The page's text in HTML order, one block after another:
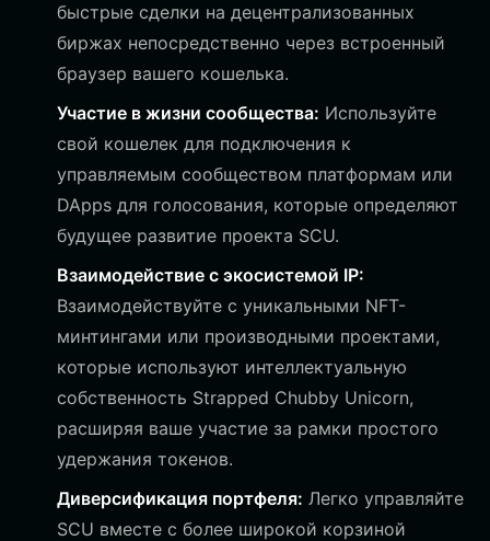
быстрые сделки на децентрализованных
биржах непосредственно через встроенный
браузер вашего кошелька.
Участие в жизни сообщества: Используйте
свой кошелек для подключения к
управляемым сообществом платформам или
DApps для голосования, которые определяют
будущее развитие проекта SCU.
Взаимодействие с экосистемой IP:
Взаимодействуйте с уникальными NFT-
минтингами или производными проектами,
которые используют интеллектуальную
собственность Strapped Chubby Unicorn,
расширяя ваше участие за рамки простого
удержания токенов.
Диверсификация портфеля: Легко управляйте
SCU вместе с более широкой корзиной